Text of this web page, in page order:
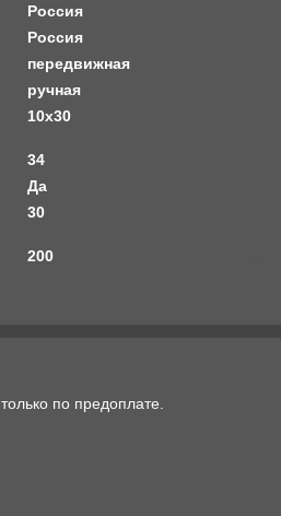
Россия
Россия
передвижная
ручная
10х30
34
Да
30
200
по предоплате.